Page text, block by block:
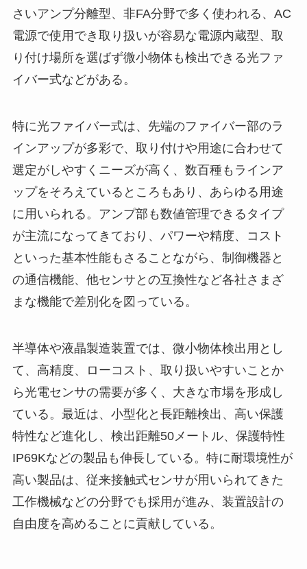
さいアンプ分離型、非FA分野で多く使われる、AC
電源で使用でき取り扱いが容易な電源内蔵型、取
り付け場所を選ばず微小物体も検出できる光ファ
イバー式などがある。
特に光ファイバー式は、先端のファイバー部のラ
インアップが多彩で、取り付けや用途に合わせて
選定がしやすくニーズが高く、数百種もラインア
ップをそろえているところもあり、あらゆる用途
に用いられる。アンプ部も数値管理できるタイプ
が主流になってきており、パワーや精度、コスト
といった基本性能もさることながら、制御機器と
の通信機能、他センサとの互換性など各社さまざ
まな機能で差別化を図っている。
半導体や液晶製造装置では、微小物体検出用とし
て、高精度、ローコスト、取り扱いやすいことか
ら光電センサの需要が多く、大きな市場を形成し
ている。最近は、小型化と長距離検出、高い保護
特性など進化し、検出距離50メートル、保護特性
IP69Kなどの製品も伸長している。特に耐環境性が
高い製品は、従来接触式センサが用いられてきた
工作機械などの分野でも採用が進み、装置設計の
自由度を高めることに貢献している。